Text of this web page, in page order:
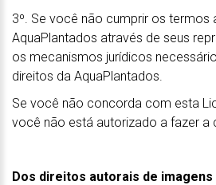
3º. Se você não cumprir os termos
AquaPlantados através de seus
os mecanismos jurídicos
direitos da AquaPlantados.
Se você não concorda com esta
você não está autorizado a fazer a
Dos direitos autorais de imagens